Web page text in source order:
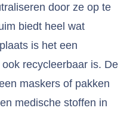
door ze op te
biedt heel wat
is het een
recycleerbaar is. De
maskers of pakken
medische stoffen in